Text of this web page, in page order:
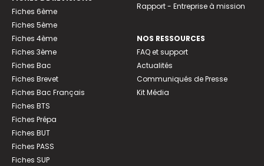
Fiches 6ème
Fiches 5ème
Fiches 4ème
Fiches 3ème
Fiches Bac
Fiches Brevet
Fiches Bac Français
Fiches BTS
Fiches Prépa
Fiches BUT
Fiches PASS
Fiches SUP
Rapport - Entreprise à mission
NOS RESSOURCES
FAQ et support
Actualités
Communiqués de Presse
Kit Média